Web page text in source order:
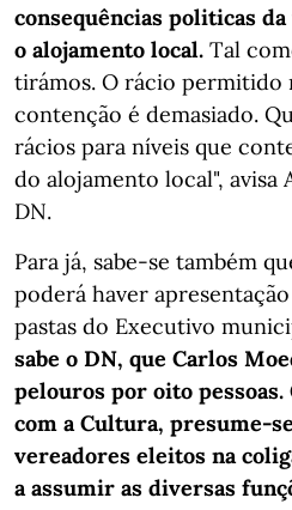
consequências politicas
o alojamento local. Tal
tirámos. O rácio permitido
contenção é demasiado.
rácios para níveis que
do alojamento local", avisa
DN.
Para já, sabe-se também
poderá haver
pastas do Executivo
sabe o DN, que Carlos
pelouros por oito
com a Cultura, presume-
vereadores eleitos na
a assumir as diversas